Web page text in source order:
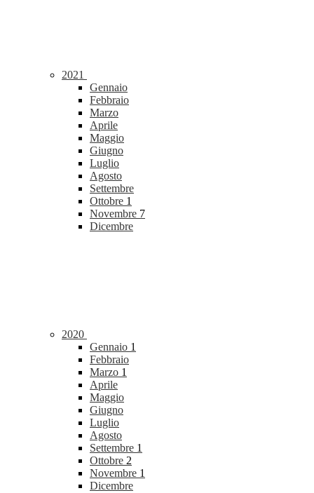
2021
Gennaio
Febbraio
Marzo
Aprile
Maggio
Giugno
Luglio
Agosto
Settembre
Ottobre 1
Novembre 7
Dicembre
2020
Gennaio 1
Febbraio
Marzo 1
Aprile
Maggio
Giugno
Luglio
Agosto
Settembre 1
Ottobre 2
Novembre 1
Dicembre